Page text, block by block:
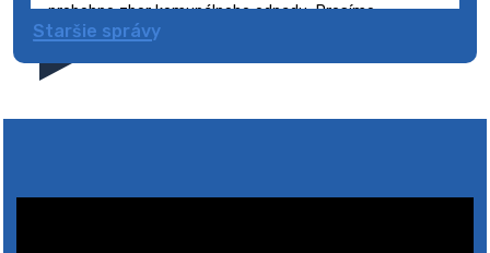
prebehne zber komunálneho odpadu. Prosíme
obyvateľov, aby smetné nádoby s odpadom vyložili
5. augusta 2026 08:41
Staršie správy